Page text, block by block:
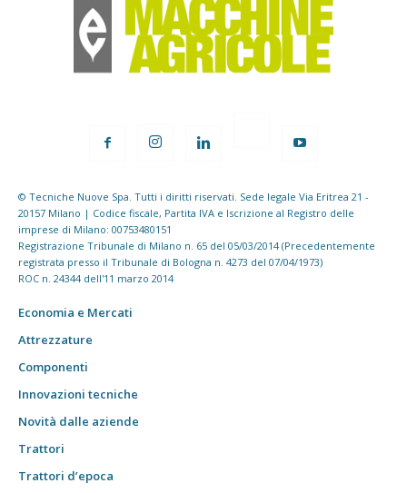
© Tecniche Nuove Spa. Tutti i diritti riservati. Sede legale Via Eritrea 21 -
20157 Milano | Codice fiscale, Partita IVA e Iscrizione al Registro delle
imprese di Milano: 00753480151
Registrazione Tribunale di Milano n. 65 del 05/03/2014 (Precedentemente
registrata presso il Tribunale di Bologna n. 4273 del 07/04/1973)
ROC n. 24344 dell'11 marzo 2014
Economia e Mercati
Attrezzature
Componenti
Innovazioni tecniche
Novità dalle aziende
Trattori
Trattori d’epoca